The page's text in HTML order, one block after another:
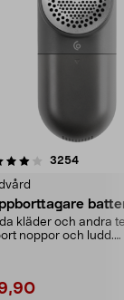
3254
kläder och andra
noppor och ludd.
4.5av 5 stjärnor